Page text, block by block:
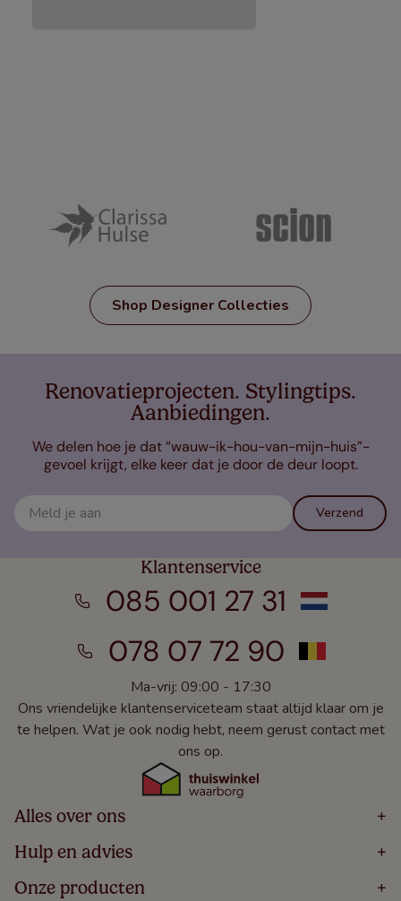
Shop Designer Collecties
Renovatieprojecten. Stylingtips.
Aanbiedingen.
We delen hoe je dat “wauw-ik-hou-van-mijn-huis”-
gevoel krijgt, elke keer dat je door de deur loopt.
Verzend
Klantenservice
085 001 27 31
078 07 72 90
Ma-vrij: 09:00 - 17:30
Ons vriendelijke klantenserviceteam staat altijd klaar om je
te helpen. Wat je ook nodig hebt, neem gerust contact met
ons op.
Alles over ons +
Home
Over
Bestellen
Hulp en advies +
Volg Je Bestelling
Onze producten +